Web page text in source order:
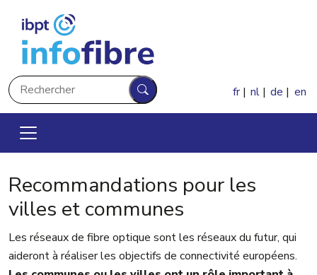
Rechercher
Rechercher
fr nl de en
Recommandations pour les
villes et communes
Les réseaux de fibre optique sont les réseaux du futur, qui
aideront à réaliser les objectifs de connectivité européens.